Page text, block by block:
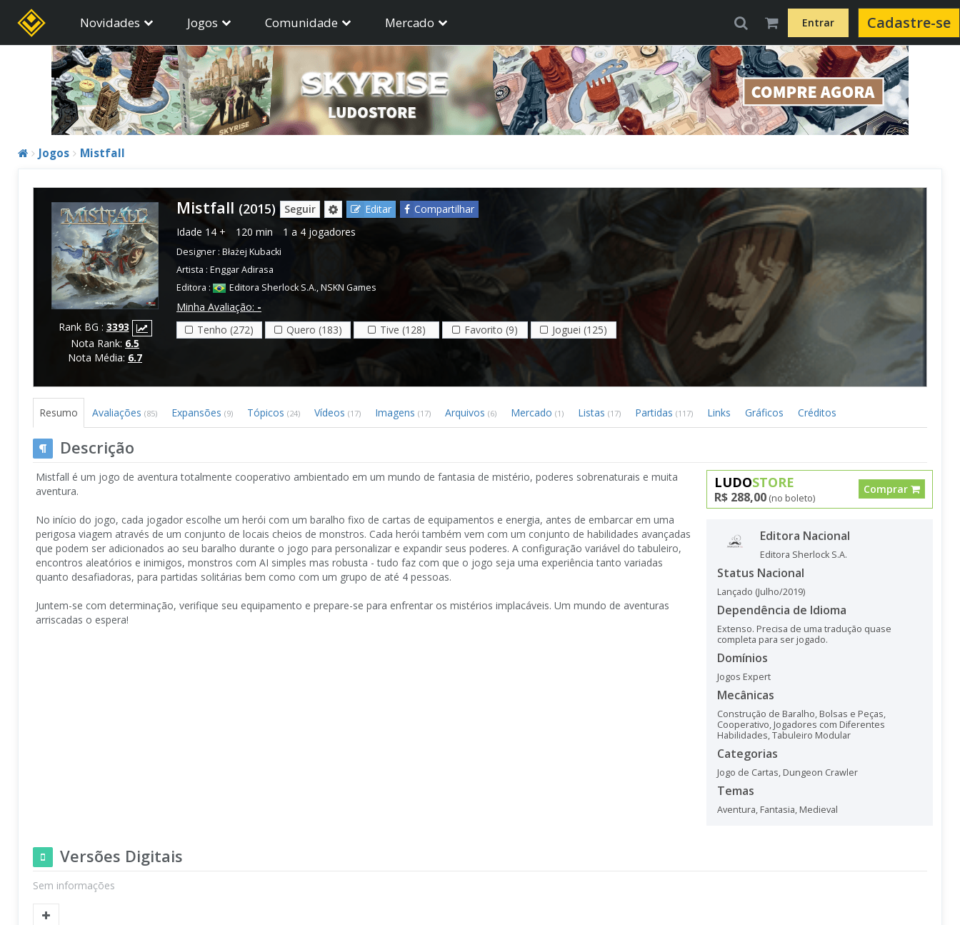
Novidades Jogos Comunidade Mercado Entrar Cadastre-se
Jogos Mistfall
Rank BG : 3393
Nota Rank: 6.5
Nota Média: 6.7
Mistfall (2015) Seguir Editar
Compartilhar
Idade 14 + 120 min 1 a 4 jogadores
Designer : Błażej Kubacki
Artista : Enggar Adirasa
Editora :
Editora Sherlock S.A.,NSKN Games
Minha Avaliação: -
Tenho (272)
Quero (183) Tive (128) Favorito (9) Joguei (125)
Resumo Avaliações (85) Expansões (9) Tópicos (24) Vídeos (17) Imagens (17) Arquivos (6) Mercado (1) Listas (17) Partidas (117) Links Gráficos Créditos
Descrição
Mistfall é um jogo de aventura totalmente cooperativo ambientado em um mundo de fantasia de mistério, poderes sobrenaturais e muita
aventura.
No início do jogo, cada jogador escolhe um herói com um baralho fixo de cartas de equipamentos e energia, antes de embarcar em uma
perigosa viagem através de um conjunto de locais cheios de monstros. Cada herói também vem com um conjunto de habilidades avançadas
que podem ser adicionados ao seu baralho durante o jogo para personalizar e expandir seus poderes. A configuração variável do tabuleiro,
encontros aleatórios e inimigos, monstros com AI simples mas robusta - tudo faz com que o jogo seja uma experiência tanto variadas
quanto desafiadoras, para partidas solitárias bem como com um grupo de até 4 pessoas.
Juntem-se com determinação, verifique seu equipamento e prepare-se para enfrentar os mistérios implacáveis. Um mundo de aventuras
arriscadas o espera!
LUDOSTORE
R$ 288,00 (no boleto)
Comprar
Editora Nacional
Editora Sherlock S.A.
Status Nacional
Lançado (Julho/2019)
Dependência de Idioma
Extenso. Precisa de uma tradução quase
completa para ser jogado.
Domínios
Jogos Expert
Mecânicas
Construção de Baralho, Bolsas e Peças,
Cooperativo, Jogadores com Diferentes
Habilidades,Tabuleiro Modular
Categorias
Jogo de Cartas, Dungeon Crawler
Temas
Aventura, Fantasia, Medieval
Versões Digitais
Sem informações